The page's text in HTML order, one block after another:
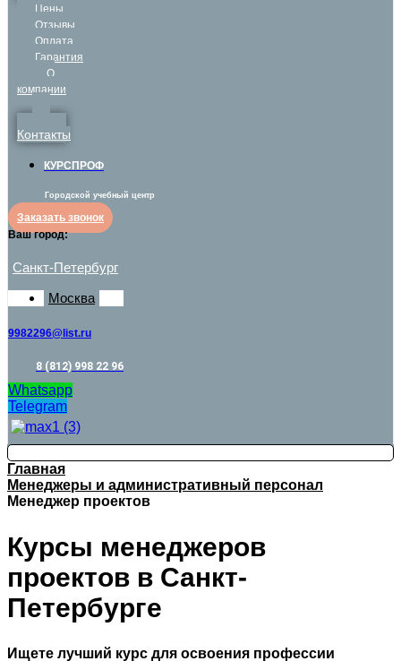
Цены
Отзывы
Оплата
Гарантия
О
компании
Контакты
КУРСПРОФ
Городской учебный центр
Заказать звонок
Ваш город:
Санкт-Петербург
Москва
9982296@list.ru
8 (812) 998 22 96
Whatsapp
Telegram
Главная
Менеджеры и административный персонал
Менеджер проектов
Курсы менеджеров
проектов в Санкт-
Петербурге
Ищете лучший курс для освоения профессии